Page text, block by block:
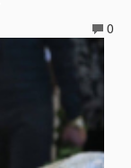
0